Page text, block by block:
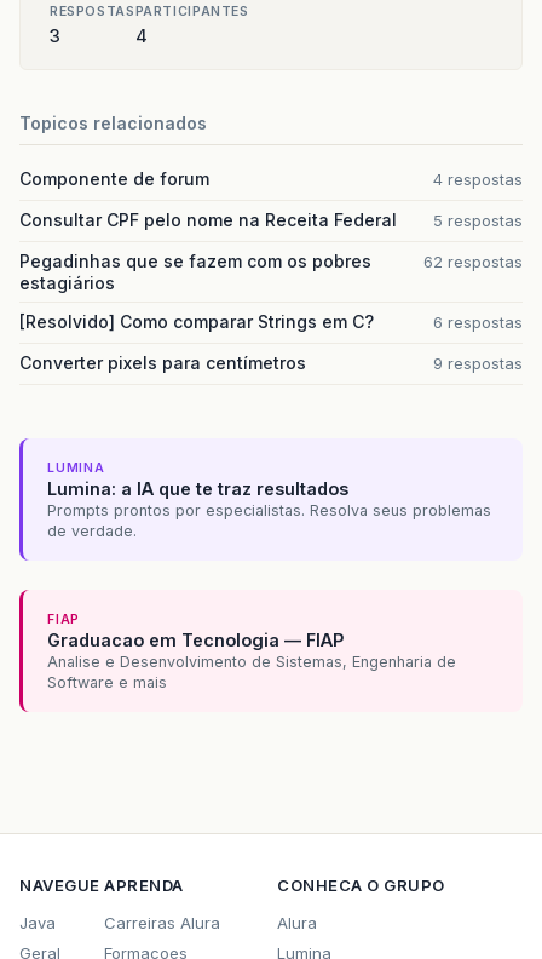
RESPOSTAS
3
PARTICIPANTES
4
Topicos relacionados
Componente de forum 4 respostas
Consultar CPF pelo nome na Receita Federal 5 respostas
Pegadinhas que se fazem com os pobres
estagiários
62 respostas
[Resolvido] Como comparar Strings em C? 6 respostas
Converter pixels para centímetros 9 respostas
LUMINA
Lumina: a IA que te traz resultados
Prompts prontos por especialistas. Resolva seus problemas
de verdade.
FIAP
Graduacao em Tecnologia — FIAP
Analise e Desenvolvimento de Sistemas, Engenharia de
Software e mais
NAVEGUE
Java
Geral
APRENDA
Carreiras Alura
Formacoes
CONHECA O GRUPO
Alura
Lumina